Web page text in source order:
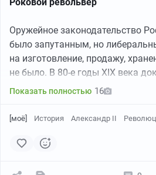
Роковой револьвер
Оружейное законодательство
было запутанным, но
на изготовление, продажу,
не было. В 80-е годы XIX века
покупки не требовалось. В
проданных стволов для
оружия может служить тот
наказания за незаконное
Показать полностью 16
[моё] История Александр II